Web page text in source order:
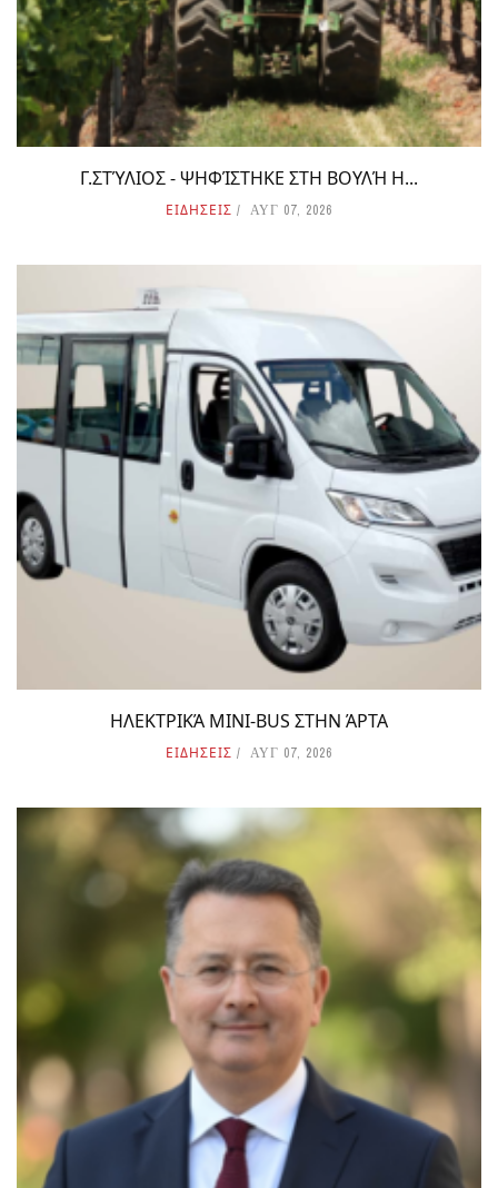
Γ.ΣΤΎΛΙΟΣ - ΨΗΦΊΣΤΗΚΕ ΣΤΗ ΒΟΥΛΉ Η...
ΕΙΔΗΣΕΙΣ ΑΥΓ 07, 2026
ΗΛΕΚΤΡΙΚΆ MINI-BUS ΣΤΗΝ ΆΡΤΑ
ΕΙΔΗΣΕΙΣ ΑΥΓ 07, 2026